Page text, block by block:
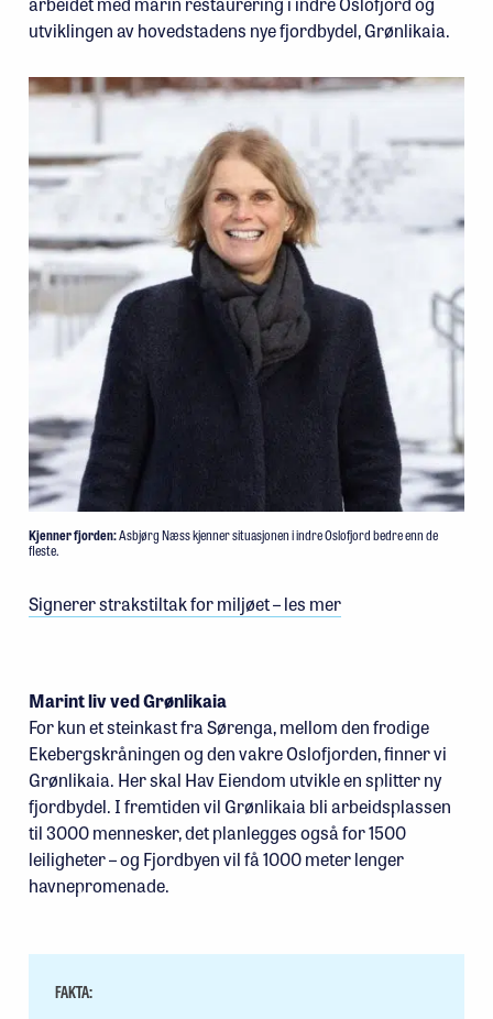
utviklingen av hovedstadens nye fjordbydel, Grønlikaia.
Kjenner fjorden:Asbjørg Næss kjenner situasjonen i indre Oslofjord bedre enn de
fleste.
Signerer strakstiltak for miljøet – les mer
Marint liv ved Grønlikaia
For kun et steinkast fra Sørenga, mellom den frodige
Ekebergskråningen og den vakre Oslofjorden, finner vi
Grønlikaia. Her skal Hav Eiendom utvikle en splitter ny
fjordbydel. I fremtiden vil Grønlikaia bli arbeidsplassen
til 3000 mennesker, det planlegges også for 1500
leiligheter – og Fjordbyen vil få 1000 meter lenger
havnepromenade.
FAKTA: